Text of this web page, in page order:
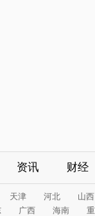
资讯 财经
天津 河北
山西
广西 海南